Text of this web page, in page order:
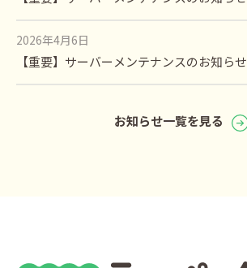
2026年4月6日
【重要】サーバーメンテナンスのお知らせ
お知らせ一覧を見る